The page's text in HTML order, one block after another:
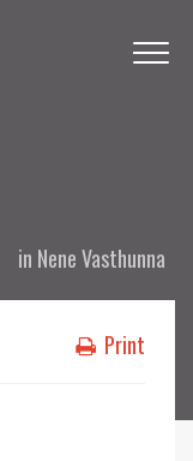
in Nene Vasthunna
Print